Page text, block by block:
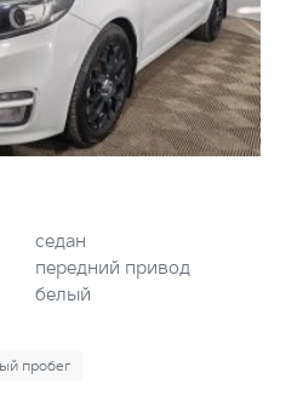
седан
передний привод
белый
пробег